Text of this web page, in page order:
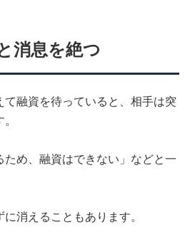
消息を絶つ
て融資を待っていると、相手は突
ため、融資はできない」などと一
消えることもあります。